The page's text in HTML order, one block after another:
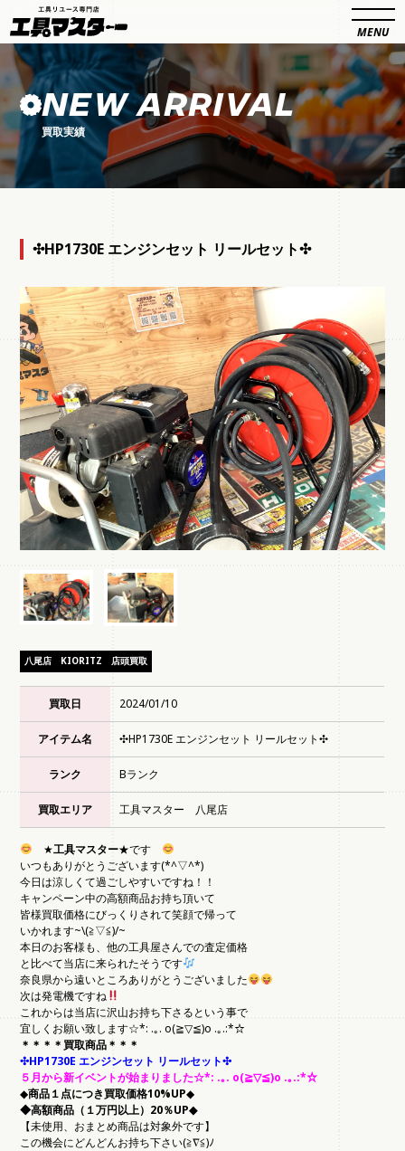
NEW ARRIVAL
買取実績
✣HP1730E エンジンセット リールセット✣
八尾店 KIORITZ 店頭買取
買取日 2024/01/10
アイテム名 ✣HP1730E エンジンセット リールセット✣
ランク Bランク
買取エリア 工具マスター 八尾店
★工具マスター★です
いつもありがとうございます(*^▽^*)
今日は涼しくて過ごしやすいですね！！
キャンペーン中の高額商品お持ち頂いて
皆様買取価格にびっくりされて笑顔で帰って
いかれます~\(≧▽≦)/~
本日のお客様も、他の工具屋さんでの査定価格
と比べて当店に来られたそうです
奈良県から遠いところありがとうございました
次は発電機ですね
これからは当店に沢山お持ち下さるという事で
宜しくお願い致します☆*: .｡. o(≧▽≦)o .｡.:*☆
＊＊＊＊買取商品＊＊＊
✣HP1730E エンジンセット リールセット✣
５月から新イベントが始まりました☆*: .｡. o(≧▽≦)o .｡.:*☆
◆商品１点につき買取価格10%UP◆
◆高額商品（１万円以上）20％UP◆
【未使用、おまとめ商品は対象外です】
この機会にどんどんお持ち下さい(≧∇≦)ﾉ